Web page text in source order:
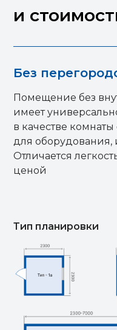
и
Без
Помещение без
имеет
в качестве комнаты
для оборудования,
Отличается
ценой
Тип планировки